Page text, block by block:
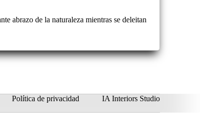
abrazo de la naturaleza mientras se deleitan
Política de privacidad
IA Interiors Studio